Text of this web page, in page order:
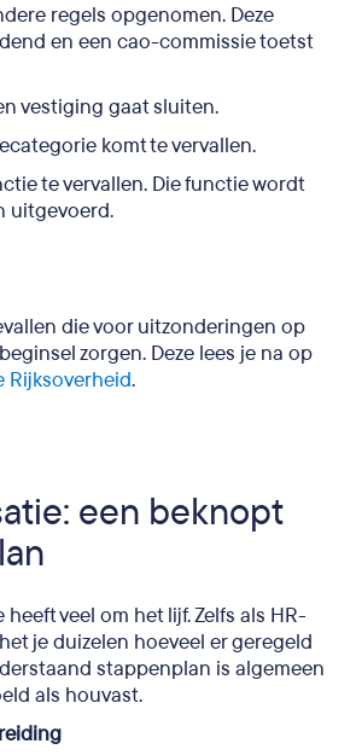
regels opgenomen. Deze
en een cao-commissie toetst
vestiging gaat sluiten.
komt te vervallen.
te vervallen. Die functie wordt
uitgevoerd.
die voor uitzonderingen op
zorgen. Deze lees je na op
Rijksoverheid.
een beknopt
veel om het lijf. Zelfs als HR-
je duizelen hoeveel er geregeld
stappenplan is algemeen
als houvast.